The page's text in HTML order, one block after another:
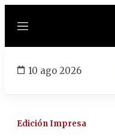
Menú
10 ago 2026
Edición Impresa